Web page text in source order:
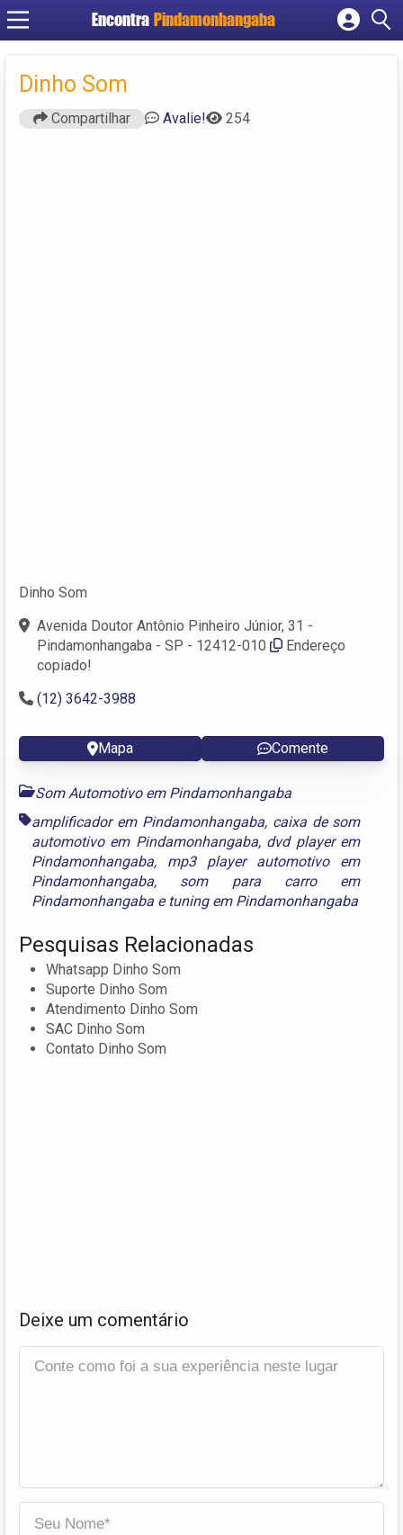
Encontra Pindamonhangaba
Cadastrar empresa
Dinho Som
Compartilhar Avalie! 254
Dinho Som
Avenida Doutor Antônio Pinheiro Júnior, 31 -
Pindamonhangaba - SP - 12412-010
Endereço
copiado!
(12) 3642-3988
Mapa Comente
Som Automotivo em Pindamonhangaba
amplificador em Pindamonhangaba, caixa de som
automotivo em Pindamonhangaba, dvd player em
Pindamonhangaba, mp3 player automotivo em
Pindamonhangaba, som para carro em
Pindamonhangaba e tuning em Pindamonhangaba
Pesquisas Relacionadas
Whatsapp Dinho Som
Suporte Dinho Som
Atendimento Dinho Som
SAC Dinho Som
Contato Dinho Som
Deixe um comentário